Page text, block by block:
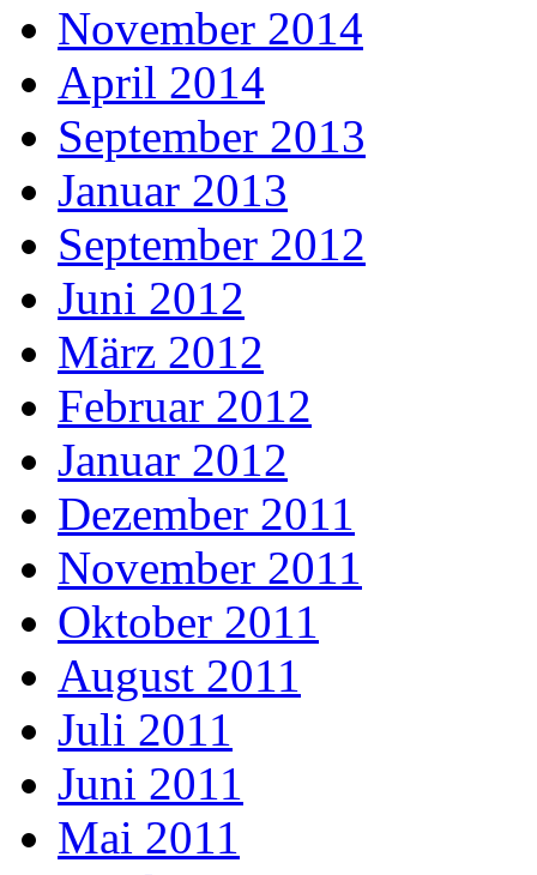
November 2014
April 2014
September 2013
Januar 2013
September 2012
Juni 2012
März 2012
Februar 2012
Januar 2012
Dezember 2011
November 2011
Oktober 2011
August 2011
Juli 2011
Juni 2011
Mai 2011